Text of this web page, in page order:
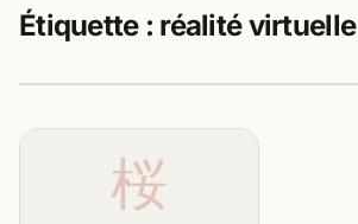
Étiquette : réalité virtuelle
桜